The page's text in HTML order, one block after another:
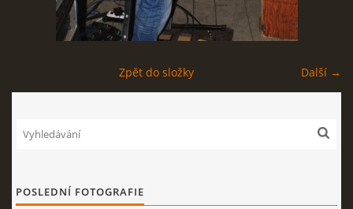
KONTAKT
Další →
Zpět do složky
POSLEDNÍ FOTOGRAFIE